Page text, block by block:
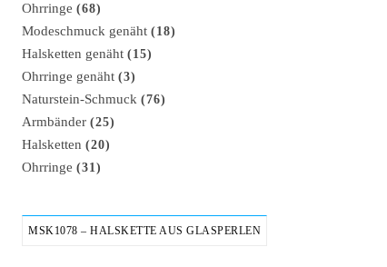
Ohrringe (68)
Modeschmuck genäht (18)
Halsketten genäht (15)
Ohrringe genäht (3)
Naturstein-Schmuck (76)
Armbänder (25)
Halsketten (20)
Ohrringe (31)
MSK1078 – HALSKETTE AUS GLASPERLEN